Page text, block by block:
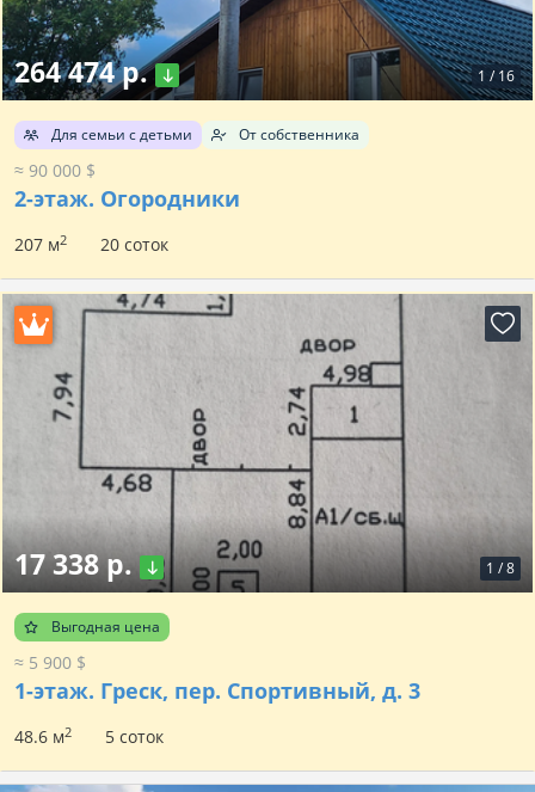
1 / 16
264 474 р.
Для семьи с детьми От собственника
≈ 90 000 $
2-этаж. Огородники
207 м2 20 соток
1 /8
17 338 р.
Выгодная цена
≈ 5 900 $
1-этаж. Греск, пер. Спортивный, д. 3
48.6 м2 5 соток